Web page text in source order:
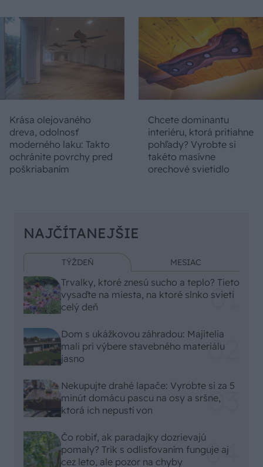
Krása olejovaného
dreva, odolnosť
moderného laku: Takto
ochránite povrchy pred
poškriabaním
Chcete dominantu
interiéru, ktorá pritiahne
pohľady? Vyrobte si
takéto masívne
orechové svietidlo
NAJČÍTANEJŠIE
TÝŽDEŇ MESIAC
Trvalky, ktoré znesú sucho a teplo? Tieto
vysaďte na miesta, na ktoré slnko svieti
celý deň
Dom s ukážkovou záhradou: Majitelia
mali pri výbere stavebného materiálu
jasno
Nekupujte drahé lapače: Vyrobte si za 5
minút domácu pascu na osy a sršne,
ktorá ich nepustí von
Čo robiť, ak paradajky dozrievajú
pomaly? Trik s odlisťovaním funguje aj
cez leto, ale pozor na chyby